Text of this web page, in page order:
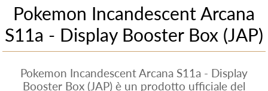
Pokemon Incandescent Arcana
S11a - Display Booster Box (JAP)
Pokemon Incandescent Arcana S11a - Display
Booster Box (JAP) è un prodotto ufficiale del